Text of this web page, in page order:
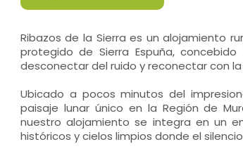
Ribazos de la Sierra es un alojamiento
protegido de Sierra Espuña,
desconectar del ruido y reconectar con
Ubicado a pocos minutos del
paisaje lunar único en la Región de
nuestro alojamiento se integra en un
históricos y cielos limpios donde el